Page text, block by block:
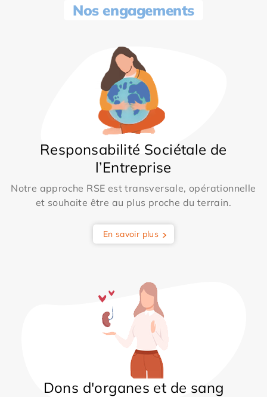
Nos engagements
Responsabilité Sociétale de
l’Entreprise
Notre approche RSE est transversale, opérationnelle
et souhaite être au plus proche du terrain.
En savoir plus
Dons d'organes et de sang